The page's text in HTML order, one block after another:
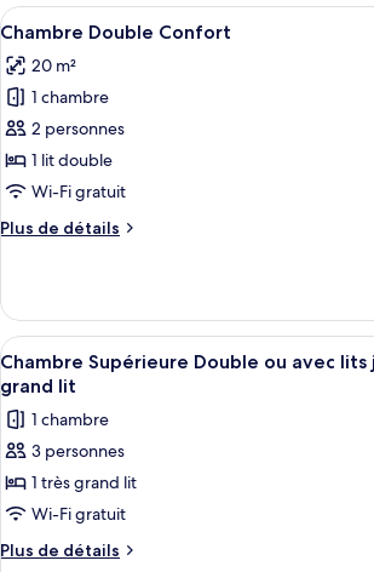
Afficher
toutes
les
photos
pour
ce
type
chambre :
Confort
Une
8
Chambre Double Confort
20 m²
1 chambre
2 personnes
1 lit double
Wi-Fi gratuit
Plus de détails
Plus
le
type
de
chambre
Chambre
Double
Confort
Afficher
toutes
les
photos
pour
ce
type
de
Une
8
Chambre Supérieure Double ou avec lits
grand lit
1 chambre
3 personnes
1 très grand lit
Wi-Fi gratuit
Plus de détails
Plus